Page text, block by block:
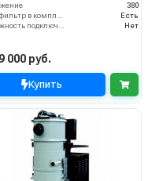
380
Есть
Нет
000 руб.
Купить